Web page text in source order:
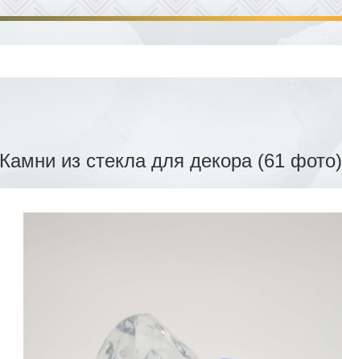
Камни из стекла для декора (61 фото)